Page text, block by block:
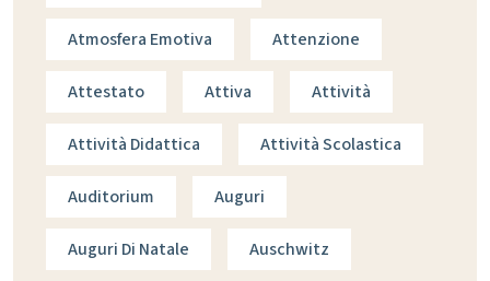
Atmosfera Emotiva Attenzione
Attestato Attiva Attività
Attività Didattica Attività Scolastica
Auditorium Auguri
Auguri Di Natale Auschwitz